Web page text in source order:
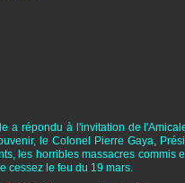
a répondu à l'invitation de
le Colonel Pierre Gaya,
les horribles massacres commis
cessez le feu du 19 mars.